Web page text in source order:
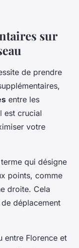
sur
de prendre
entre les
est crucial
votre
qui désigne
points, comme
droite. Cela
déplacement
entre Florence et